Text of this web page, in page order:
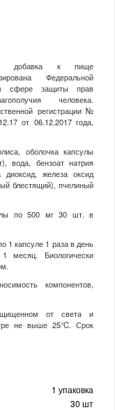
добавка к пище
Федеральной
сфере защиты прав
человека.
регистрации №
от 06.12.2017 года,
оболочка капсулы
вода, бензоат натрия
диоксид, железа оксид
блестящий), пчелиный
по 500 мг 30 шт. в
1 капсуле 1 раза в день
месяц. Биологически
компонентов,
от света и
не выше 25°C. Срок
1 упаковка
30 шт